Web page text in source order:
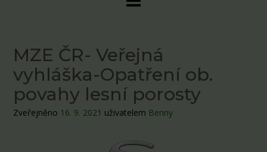
MZE ČR- Veřejná
vyhláška-Opatření ob.
povahy lesní porosty
Zveřejněno 16. 9. 2021 uživatelem Benny